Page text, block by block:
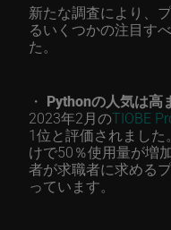
新たな調査により、
るいくつかの注目す
た。
・ Pythonの人気は高
2023年2月のTIOBE
1位と評価されました
けで50％使用量が増加
者が求職者に求める
っています。